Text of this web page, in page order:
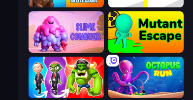
Dragons Merge: Battle Games Rescue Throw
Slime Conquer: Epic Battles Mutant Escape
Infection Town of Zombies OctopusRun